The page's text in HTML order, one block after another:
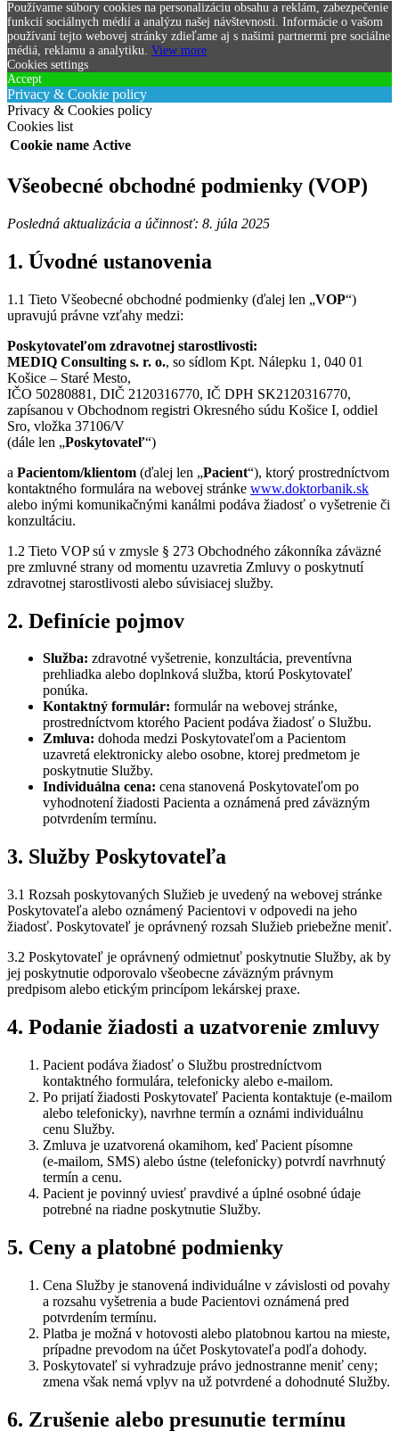
Používame súbory cookies na personalizáciu obsahu a reklám, zabezpečenie
funkcií sociálnych médií a analýzu našej návštevnosti. Informácie o vašom
používaní tejto webovej stránky zdieľame aj s našimi partnermi pre sociálne
médiá, reklamu a analytiku. View more
Cookies settings
Accept
Privacy & Cookie policy
Privacy & Cookies policy
Cookies list
Cookie name Active
Všeobecné obchodné podmienky (VOP)
Posledná aktualizácia a účinnosť: 8. júla 2025
1. Úvodné ustanovenia
1.1 Tieto Všeobecné obchodné podmienky (ďalej len „VOP“)
upravujú právne vzťahy medzi:
Poskytovateľom zdravotnej starostlivosti:
MEDIQ Consulting s. r. o., so sídlom Kpt. Nálepku 1, 040 01
Košice – Staré Mesto,
IČO 50280881, DIČ 2120316770, IČ DPH SK2120316770,
zapísanou v Obchodnom registri Okresného súdu Košice I, oddiel
Sro, vložka 37106/V
(dále len „Poskytovateľ“)
a Pacientom/klientom (ďalej len „Pacient“), ktorý prostredníctvom
kontaktného formulára na webovej stránke www.doktorbanik.sk
alebo inými komunikačnými kanálmi podáva žiadosť o vyšetrenie či
konzultáciu.
1.2 Tieto VOP sú v zmysle § 273 Obchodného zákonníka záväzné
pre zmluvné strany od momentu uzavretia Zmluvy o poskytnutí
zdravotnej starostlivosti alebo súvisiacej služby.
2. Definície pojmov
Služba: zdravotné vyšetrenie, konzultácia, preventívna
prehliadka alebo doplnková služba, ktorú Poskytovateľ
ponúka.
Kontaktný formulár: formulár na webovej stránke,
prostredníctvom ktorého Pacient podáva žiadosť o Službu.
Zmluva: dohoda medzi Poskytovateľom a Pacientom
uzavretá elektronicky alebo osobne, ktorej predmetom je
poskytnutie Služby.
Individuálna cena: cena stanovená Poskytovateľom po
vyhodnotení žiadosti Pacienta a oznámená pred záväzným
potvrdením termínu.
3. Služby Poskytovateľa
3.1 Rozsah poskytovaných Služieb je uvedený na webovej stránke
Poskytovateľa alebo oznámený Pacientovi v odpovedi na jeho
žiadosť. Poskytovateľ je oprávnený rozsah Služieb priebežne meniť.
3.2 Poskytovateľ je oprávnený odmietnuť poskytnutie Služby, ak by
jej poskytnutie odporovalo všeobecne záväzným právnym
predpisom alebo etickým princípom lekárskej praxe.
4. Podanie žiadosti a uzatvorenie zmluvy
Pacient podáva žiadosť o Službu prostredníctvom
kontaktného formulára, telefonicky alebo e‑mailom.
Po prijatí žiadosti Poskytovateľ Pacienta kontaktuje (e‑mailom
alebo telefonicky), navrhne termín a oznámi individuálnu
cenu Služby.
Zmluva je uzatvorená okamihom, keď Pacient písomne
(e‑mailom, SMS) alebo ústne (telefonicky) potvrdí navrhnutý
termín a cenu.
Pacient je povinný uviesť pravdivé a úplné osobné údaje
potrebné na riadne poskytnutie Služby.
5. Ceny a platobné podmienky
Cena Služby je stanovená individuálne v závislosti od povahy
a rozsahu vyšetrenia a bude Pacientovi oznámená pred
potvrdením termínu.
Platba je možná v hotovosti alebo platobnou kartou na mieste,
prípadne prevodom na účet Poskytovateľa podľa dohody.
Poskytovateľ si vyhradzuje právo jednostranne meniť ceny;
zmena však nemá vplyv na už potvrdené a dohodnuté Služby.
6. Zrušenie alebo presunutie termínu